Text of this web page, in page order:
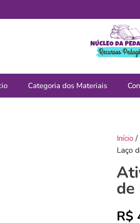
Categoria dos Materiais
Início /
Laço
de
R$